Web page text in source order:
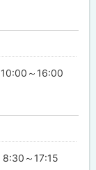
～16:00
8:30～17:15